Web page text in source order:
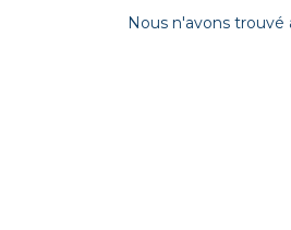
Nous n'avons